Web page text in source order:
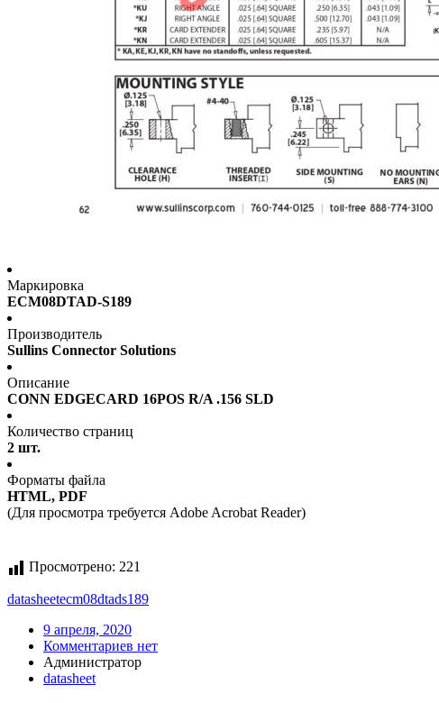
Маркировка
ECM08DTAD-S189
Производитель
Sullins Connector Solutions
Описание
CONN EDGECARD 16POS R/A .156 SLD
Количество страниц
2 шт.
Форматы файла
HTML, PDF
(Для просмотра требуется Adobe Acrobat Reader)
Просмотрено: 221
datasheetecm08dtads189
9 апреля, 2020
Комментариев нет
Администратор
datasheet